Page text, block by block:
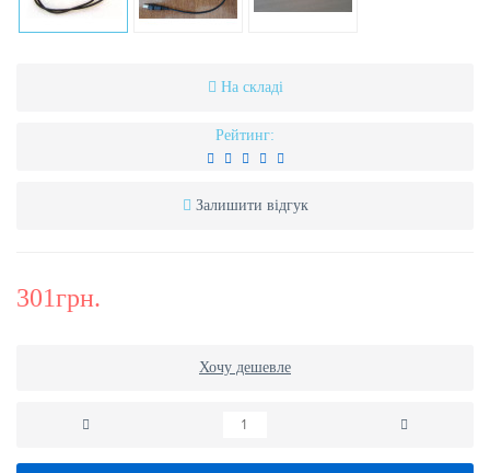
На складі
Рейтинг:
Залишити відгук
301грн.
Хочу дешевле